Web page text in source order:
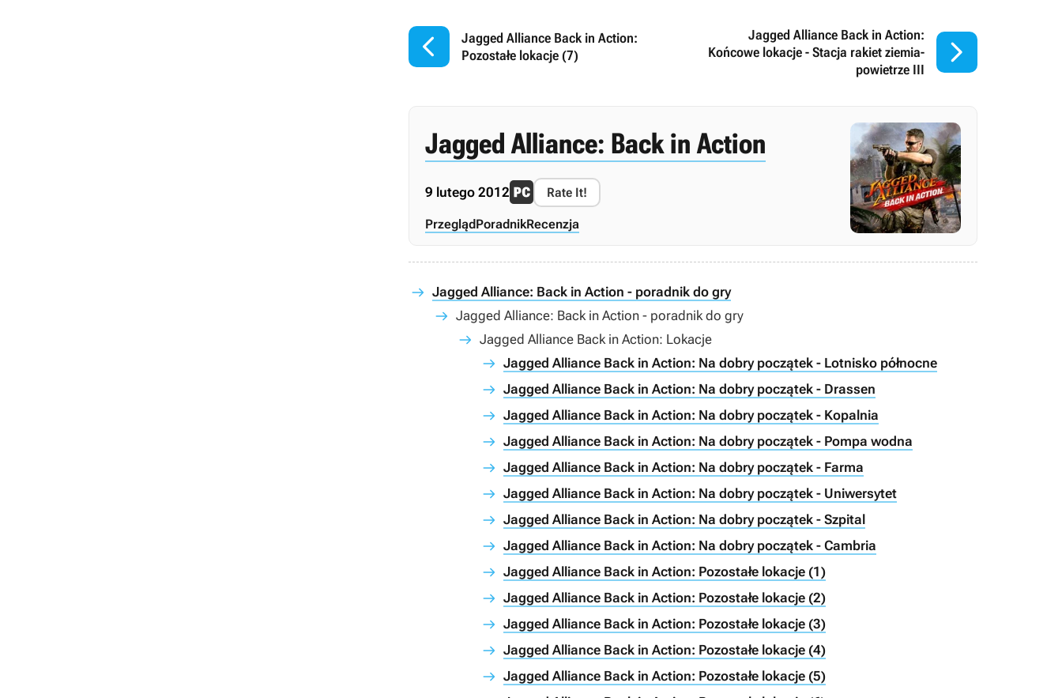

Jagged Alliance Back in Action:
Pozostałe lokacje (7)
Jagged Alliance Back in Action:
Końcowe lokacje - Stacja rakiet ziemia-
powietrze III

Jagged Alliance: Back in Action
9 lutego 2012 Rate It!
PrzeglądPoradnikRecenzja
Jagged Alliance: Back in Action - poradnik do gry
Jagged Alliance: Back in Action - poradnik do gry
Jagged Alliance Back in Action: Lokacje
Jagged Alliance Back in Action: Na dobry początek - Lotnisko północne
Jagged Alliance Back in Action: Na dobry początek - Drassen
Jagged Alliance Back in Action: Na dobry początek - Kopalnia
Jagged Alliance Back in Action: Na dobry początek - Pompa wodna
Jagged Alliance Back in Action: Na dobry początek - Farma
Jagged Alliance Back in Action: Na dobry początek - Uniwersytet
Jagged Alliance Back in Action: Na dobry początek - Szpital
Jagged Alliance Back in Action: Na dobry początek - Cambria
Jagged Alliance Back in Action: Pozostałe lokacje (1)
Jagged Alliance Back in Action: Pozostałe lokacje (2)
Jagged Alliance Back in Action: Pozostałe lokacje (3)
Jagged Alliance Back in Action: Pozostałe lokacje (4)
Jagged Alliance Back in Action: Pozostałe lokacje (5)